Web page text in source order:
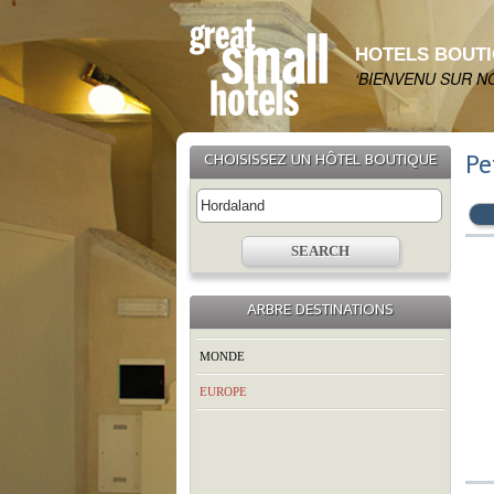
HOTELS
‘BIENVENU SUR
CHOISISSEZ UN HÔTEL BOUTIQUE
ARBRE DESTINATIONS
MONDE
EUROPE